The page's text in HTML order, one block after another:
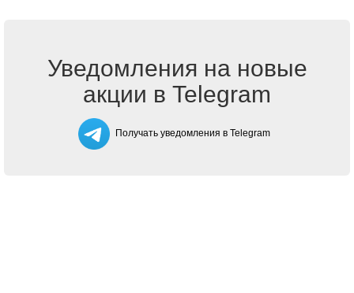
Уведомления на новые
акции в Telegram
Получать уведомления в Telegram